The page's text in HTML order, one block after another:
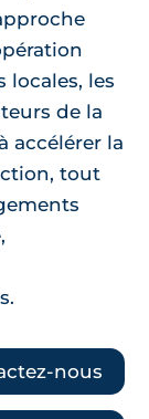
locales, les
de la
accélérer la
tout
nous